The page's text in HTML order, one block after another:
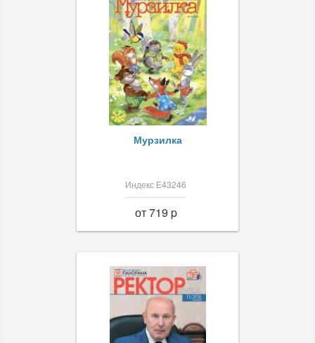
Мурзилка
Индекс Е43246
от 719 p